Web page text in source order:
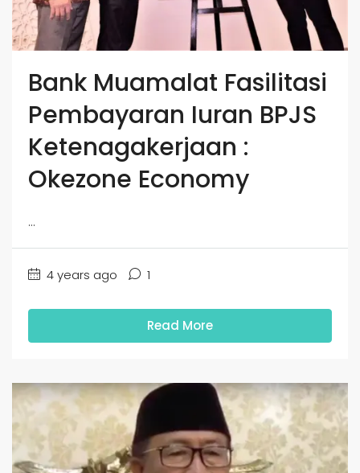
Bank Muamalat Fasilitasi
Pembayaran Iuran BPJS
Ketenagakerjaan :
Okezone Economy
...
4 years ago 1
Read More